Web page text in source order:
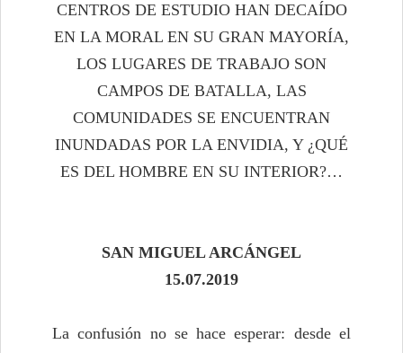
CENTROS DE ESTUDIO HAN DECAÍDO
EN LA MORAL EN SU GRAN MAYORÍA,
LOS LUGARES DE TRABAJO SON
CAMPOS DE BATALLA, LAS
COMUNIDADES SE ENCUENTRAN
INUNDADAS POR LA ENVIDIA, Y ¿QUÉ
ES DEL HOMBRE EN SU INTERIOR?…
SAN MIGUEL ARCÁNGEL
15.07.2019
La confusión no se hace esperar: desde el